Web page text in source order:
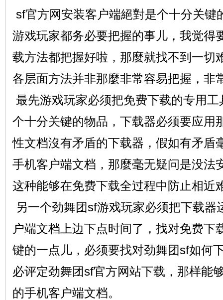
sf官方网安装客户端絕對是个十分关键
游戏玩家都务必要把握的事儿，我觉得
载方法都把握好啦，那麼就找不到一切
各层面方法并非那麼非常容易把握，非
最先游戏玩家必须把免费下载的专用
个十分关键的物品，下载器必须要应用
性文档沒有矛盾的下载器，假如有矛盾
手机客户端文档，那麼毫无疑问是没法
这种能够在免费下载全过程中防止相近
另一个劲舞团sf游戏玩家必须把下载器
户端文档上边下点时间了，找对免费下
键的一点儿，必须要找对劲舞团sf如何
必评定劲舞团sf官方网站下载，那样能
的手机客户端文档。